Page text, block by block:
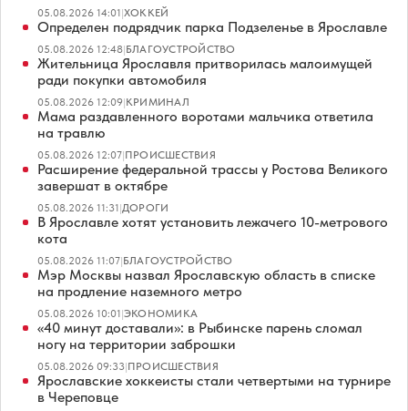
05.08.2026 14:01|ХОККЕЙ
Определен подрядчик парка Подзеленье в Ярославле
05.08.2026 12:48|БЛАГОУСТРОЙСТВО
Жительница Ярославля притворилась малоимущей
ради покупки автомобиля
05.08.2026 12:09|КРИМИНАЛ
Мама раздавленного воротами мальчика ответила
на травлю
05.08.2026 12:07|ПРОИСШЕСТВИЯ
Расширение федеральной трассы у Ростова Великого
завершат в октябре
05.08.2026 11:31|ДОРОГИ
В Ярославле хотят установить лежачего 10-метрового
кота
05.08.2026 11:07|БЛАГОУСТРОЙСТВО
Мэр Москвы назвал Ярославскую область в списке
на продление наземного метро
05.08.2026 10:01|ЭКОНОМИКА
«40 минут доставали»: в Рыбинске парень сломал
ногу на территории заброшки
05.08.2026 09:33|ПРОИСШЕСТВИЯ
Ярославские хоккеисты стали четвертыми на турнире
в Череповце